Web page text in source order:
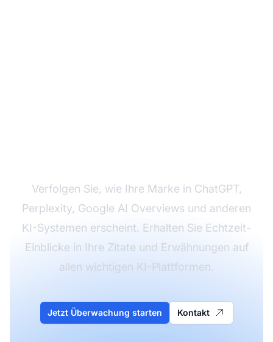
Verfolgen Sie, wie Ihre Marke in ChatGPT,
Perplexity, Google AI Overviews und anderen
KI-Systemen erscheint. Erhalten Sie Echtzeit-
Einblicke in Ihre Zitate und Erwähnungen auf
allen wichtigen KI-Plattformen.
Jetzt Überwachung starten Kontakt